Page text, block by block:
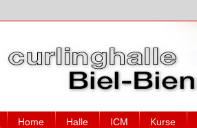
Home Halle ICM Kurse